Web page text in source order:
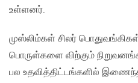
உள்ளனர்.
முஸ்லிம்கள் சிலர்
பொருள்களை விற்கும்
பல உதவித்திட்டங்களில்